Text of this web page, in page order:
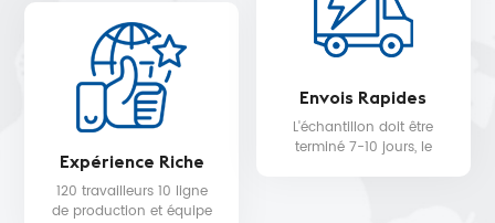
Expérience Riche
120 travailleurs 10 ligne
de production et équipe
Envois Rapides
L'échantillon doit être
terminé 7-10 jours, le